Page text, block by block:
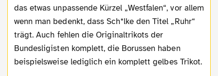
das etwas unpassende Kürzel „Westfalen“, vor allem
wenn man bedenkt, dass Sch*lke den Titel „Ruhr“
trägt. Auch fehlen die Originaltrikots der
Bundesligisten komplett, die Borussen haben
beispielsweise lediglich ein komplett gelbes Trikot.